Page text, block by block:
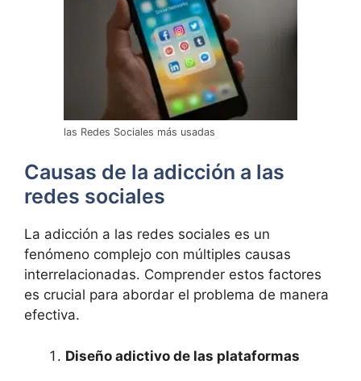
las Redes Sociales más usadas
Causas de la adicción a las
redes sociales
La adicción a las redes sociales es un
fenómeno complejo con múltiples causas
interrelacionadas. Comprender estos factores
es crucial para abordar el problema de manera
efectiva.
Diseño adictivo de las plataformas